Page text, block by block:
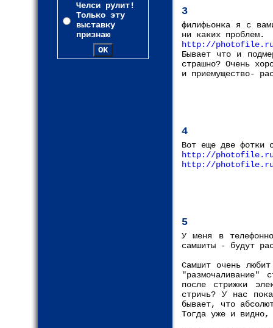
Челси рулит!
Только эту
выставку
признаю
3
филифьонка я с
ни каких проблем.
http://
Бывает что и
страшно? Очень
и приемущество-
4
Вот еще две фотки
http://
http://
5
У меня в
самшиты - будут
Самшит очень
"размочаливание"
после стрижки
стричь? У нас
бывает, что
Тогда уже и видно,